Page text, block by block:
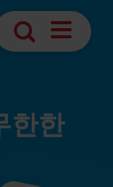
검색
탐색
한한